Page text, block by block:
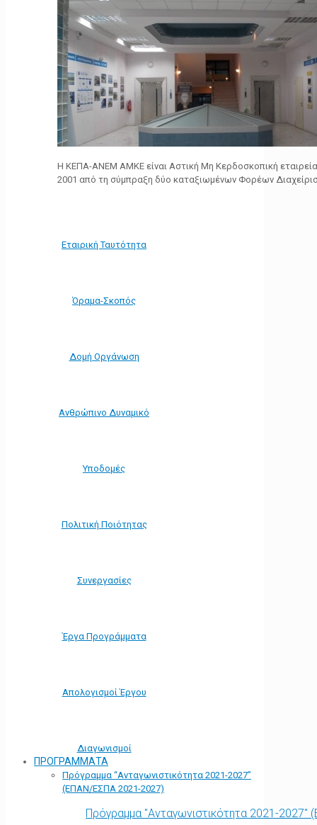
Η ΚΕΠΑ-ΑΝΕΜ ΑΜΚΕ είναι Αστική Μη Κερδοσκοπική
2001 από τη σύμπραξη δύο καταξιωμένων Φορέων
Εταιρική Ταυτότητα
Όραμα-Σκοπός
Δομή Οργάνωση
Ανθρώπινο Δυναμικό
Υποδομές
Πολιτική Ποιότητας
Συνεργασίες
Έργα Προγράμματα
Απολογισμοί Έργου
Διαγωνισμοί
ΠΡΟΓΡΑΜΜΑΤΑ
Πρόγραμμα “Ανταγωνιστικότητα 2021-2027”
(ΕΠΑΝ/ΕΣΠΑ 2021-2027)
Πρόγραμμα "Ανταγωνιστικότητα 2021-